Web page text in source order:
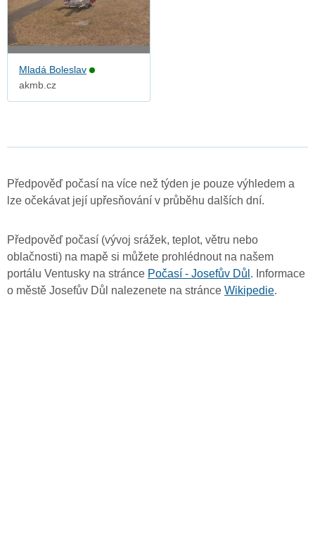
Mladá Boleslav
akmb.cz
Předpověď počasí na více než týden je pouze výhledem a
lze očekávat její upřesňování v průběhu dalších dní.
Předpověď počasí (vývoj srážek, teplot, větru nebo
oblačnosti) na mapě si můžete prohlédnout na našem
portálu Ventusky na stránce Počasí - Josefův Důl . Informace
o městě Josefův Důl nalezenete na stránce Wikipedie.